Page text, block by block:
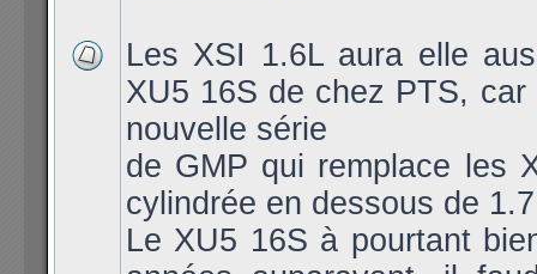
Les XSI 1.6L aura elle
XU5 16S de chez PTS,
nouvelle série
de GMP qui remplace les
cylindrée en dessous de
Le XU5 16S à pourtant